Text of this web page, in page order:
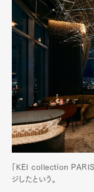
「KEI collection PARIS
ジしたという。